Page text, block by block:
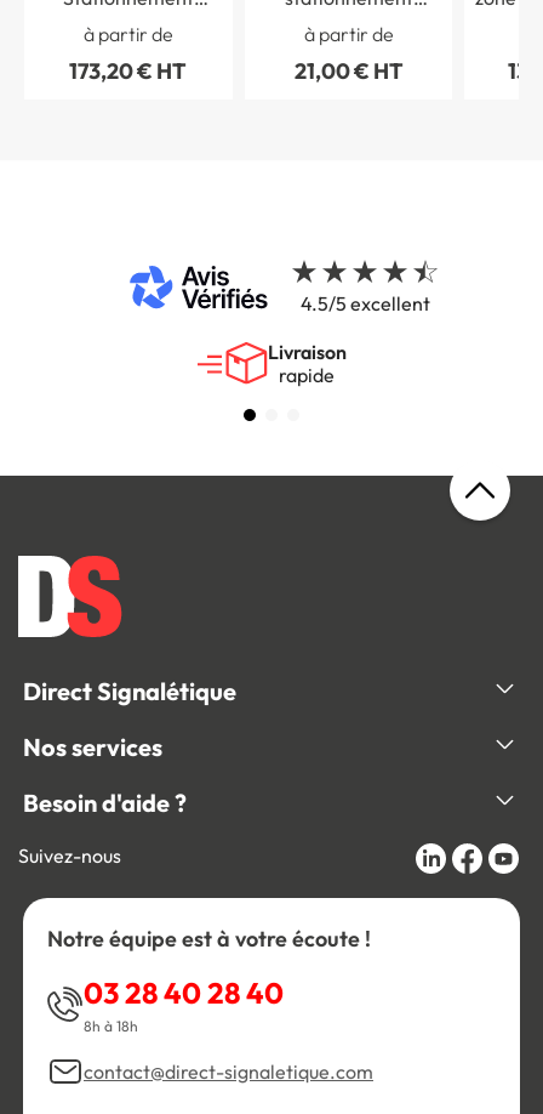
interdit sauf pompier
avec poteau -
B6d+M9z
à partir de
173,20 € HT
interdit - R4
à partir de
21,00 € HT
4.5/5 excellent
Livraison
rapide
Direct Signalétique
Nos services
Besoin d'aide ?
Suivez-nous
Notre équipe est à votre écoute !
03 28 40 28 40
8h à 18h
contact@direct-signaletique.com